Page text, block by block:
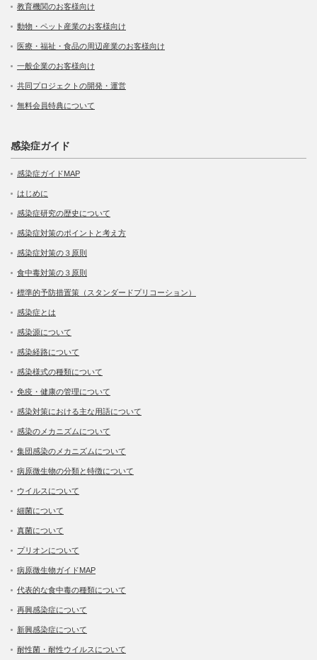
教育機関のお客様向け
動物・ペット産業のお客様向け
医療・福祉・食品の周辺産業のお客様向け
一般企業のお客様向け
共同プロジェクトの開発・運営
無料会員特典について
感染症ガイド
感染症ガイドMAP
はじめに
感染症研究の歴史について
感染症対策のポイントと考え方
感染症対策の３原則
食中毒対策の３原則
標準的予防措置策（スタンダードプリコーション）
感染症とは
感染源について
感染経路について
感染様式の種類について
免疫・健康の管理について
感染対策における主な用語について
感染のメカニズムについて
集団感染のメカニズムについて
病原微生物の分類と特徴について
ウイルスについて
細菌について
真菌について
プリオンについて
病原微生物ガイドMAP
代表的な食中毒の種類について
再興感染症について
新興感染症について
耐性菌・耐性ウイルスについて